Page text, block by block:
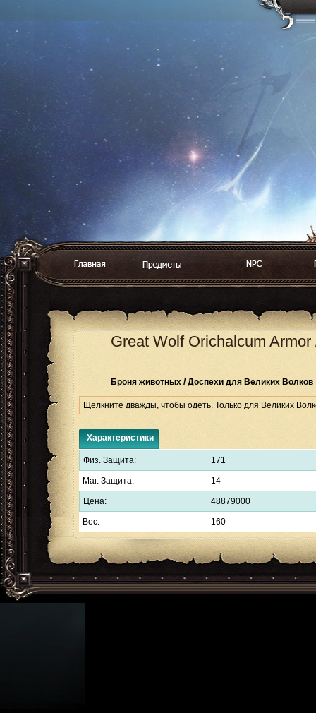
Great Wolf Orichalcum Armor
Броня животных / Доспехи для Великих Волков
Щелкните дважды, чтобы одеть. Только для Великих
Характеристики
Физ. Защита: 171
Маг. Защита: 14
Цена: 48879000
Вес: 160